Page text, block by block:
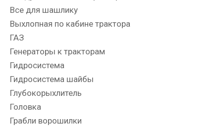
Все для шашлику
Выхлопная по кабине трактора
ГАЗ
Генераторы к тракторам
Гидросистема
Гидросистема шайбы
Глубокорыхлитель
Головка
Грабли ворошилки